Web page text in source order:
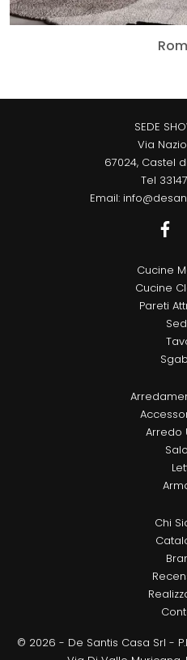
SEDE
Via
67024, Castel
Tel
Email:
Cucine
Cucine
Pareti
Arredo
Chi
© 2026 - De Santis Casa Srl -